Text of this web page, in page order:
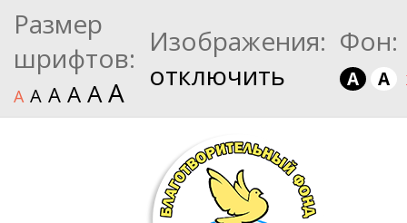
Размер
шрифтов:
A A A A AA
Изображения:
отключить
Фон:
A A